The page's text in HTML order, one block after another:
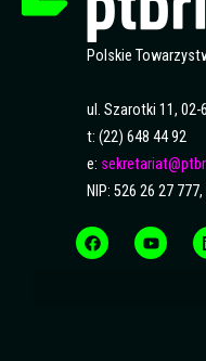
Polskie
ul. Szarotki 11, 02-
t: (22) 648 44 92
e:
NIP: 526 26 27
a
c
e
o
u
t